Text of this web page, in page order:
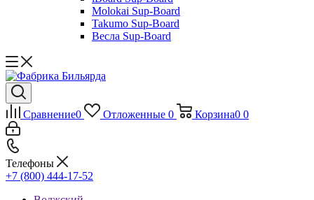
Molokai Sup-Board
Takumo Sup-Board
Весла Sup-Board
Сравнение0 Отложенные 0 Корзина0 0
Телефоны
+7 (800) 444-17-52